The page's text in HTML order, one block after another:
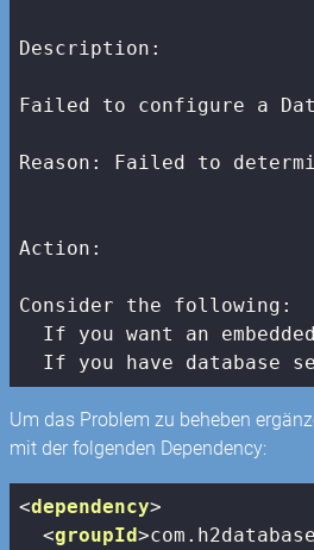
Description:
Failed to configure a
Reason: Failed to
Action:
Consider the following:
If you want an
If you have database
Um das Problem zu beheben
mit der folgenden Dependency:
<dependency>
<groupId>